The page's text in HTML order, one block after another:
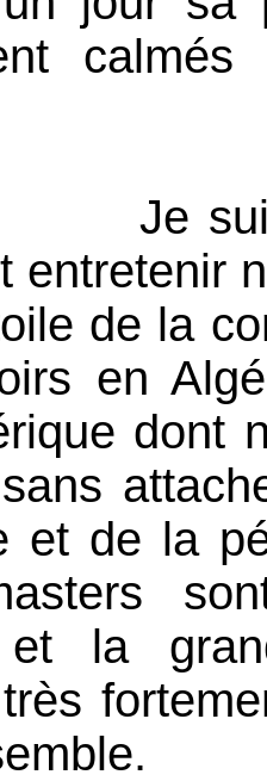
pour
entretenir
de la
en
dont
et de la
et la